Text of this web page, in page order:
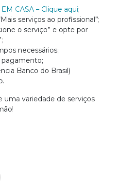
EM CASA – Clique aqui;
serviços ao profissional”;
o serviço” e opte por
necessários;
Banco do Brasil)
uma variedade de serviços